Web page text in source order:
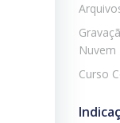
Nuvem
Curso